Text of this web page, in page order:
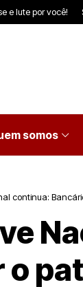
e lute por você!
somos
continua:
o